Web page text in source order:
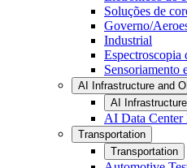
Soluções de
Governo/
Industrial
Espectroscopia
Sensoriamento
AI Infrastructure and
AI
AI Data
Transportation
Transportation